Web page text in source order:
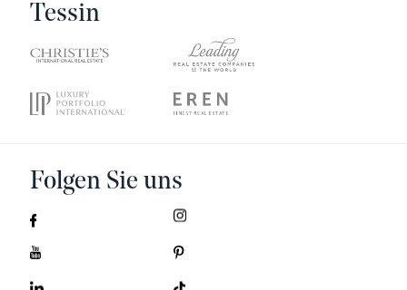
Tessin
Folgen Sie uns